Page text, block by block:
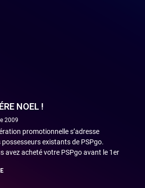
NOEL !
2009
promotionnelle s’adresse
existants de PSPgo.
avez acheté votre PSPgo avant le 1er